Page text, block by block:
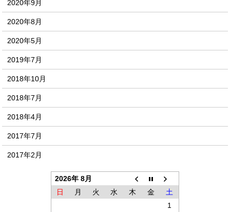
2020年9月
2020年8月
2020年5月
2019年7月
2018年10月
2018年7月
2018年4月
2017年7月
2017年2月
2026年 8月
日
月 火 水 木 金
土
1